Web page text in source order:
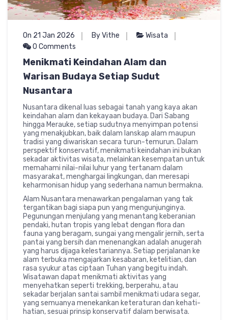
On 21 Jan 2026 By Vithe
Wisata
0 Comments
Menikmati Keindahan Alam dan
Warisan Budaya Setiap Sudut
Nusantara
Nusantara dikenal luas sebagai tanah yang kaya akan
keindahan alam dan kekayaan budaya. Dari Sabang
hingga Merauke, setiap sudutnya menyimpan potensi
yang menakjubkan, baik dalam lanskap alam maupun
tradisi yang diwariskan secara turun-temurun. Dalam
perspektif konservatif, menikmati keindahan ini bukan
sekadar aktivitas wisata, melainkan kesempatan untuk
memahami nilai-nilai luhur yang tertanam dalam
masyarakat, menghargai lingkungan, dan meresapi
keharmonisan hidup yang sederhana namun bermakna.
Alam Nusantara menawarkan pengalaman yang tak
tergantikan bagi siapa pun yang mengunjunginya.
Pegunungan menjulang yang menantang keberanian
pendaki, hutan tropis yang lebat dengan flora dan
fauna yang beragam, sungai yang mengalir jernih, serta
pantai yang bersih dan menenangkan adalah anugerah
yang harus dijaga kelestariannya. Setiap perjalanan ke
alam terbuka mengajarkan kesabaran, ketelitian, dan
rasa syukur atas ciptaan Tuhan yang begitu indah.
Wisatawan dapat menikmati aktivitas yang
menyehatkan seperti trekking, berperahu, atau
sekadar berjalan santai sambil menikmati udara segar,
yang semuanya menekankan keteraturan dan kehati-
hatian, sesuai prinsip konservatif dalam berwisata.